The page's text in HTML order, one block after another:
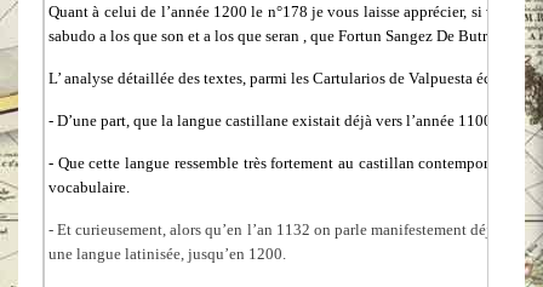
Quant à celui de l’année 1200 le n°178 je vous laisse apprécier, si vous
sabudo a los que son et a los que seran , que Fortun Sangez De Butrana
L’ analyse détaillée des textes, parmi les Cartularios de Valpuesta écrits en
- D’une part, que la langue castillane existait déjà vers l’année 1100
- Que cette langue ressemble très fortement au castillan contemporain,
vocabulaire.
- Et curieusement, alors qu’en l’an 1132 on parle manifestement déjà le
une langue latinisée, jusqu’en 1200.